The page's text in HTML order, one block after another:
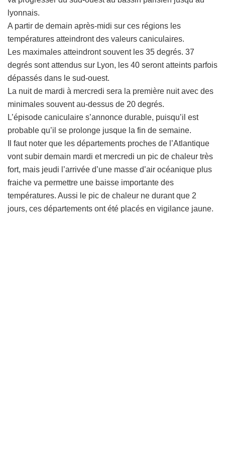
lyonnais.
A partir de demain après-midi sur ces régions les
températures atteindront des valeurs caniculaires.
Les maximales atteindront souvent les 35 degrés. 37
degrés sont attendus sur Lyon, les 40 seront atteints parfois
dépassés dans le sud-ouest.
La nuit de mardi à mercredi sera la première nuit avec des
minimales souvent au-dessus de 20 degrés.
L’épisode caniculaire s’annonce durable, puisqu’il est
probable qu’il se prolonge jusque la fin de semaine.
Il faut noter que les départements proches de l’Atlantique
vont subir demain mardi et mercredi un pic de chaleur très
fort, mais jeudi l’arrivée d’une masse d’air océanique plus
fraiche va permettre une baisse importante des
températures. Aussi le pic de chaleur ne durant que 2
jours, ces départements ont été placés en vigilance jaune.